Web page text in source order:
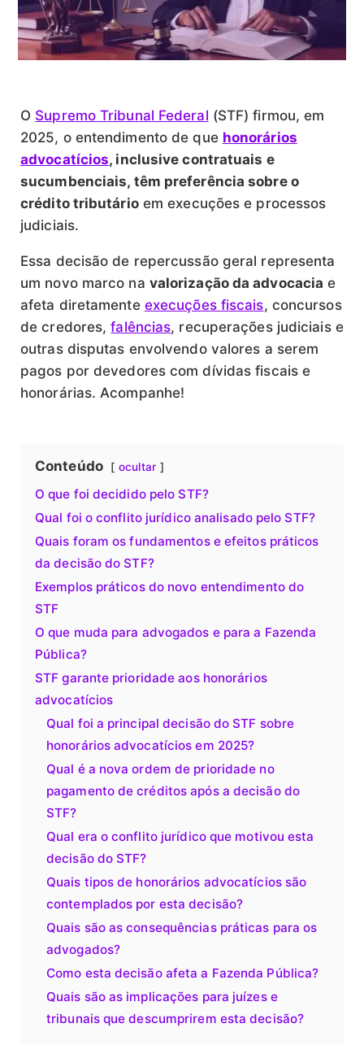
O Supremo Tribunal Federal (STF) firmou, em
2025, o entendimento de que honorários
advocatícios, inclusive contratuais e
sucumbenciais, têm preferência sobre o
crédito tributárioem execuções e processos
judiciais.
Essa decisão de repercussão geral representa
um novo marco na valorização da advocacia e
afeta diretamente execuções fiscais, concursos
de credores,falências, recuperações judiciais e
outras disputas envolvendo valores a serem
pagos por devedores com dívidas fiscais e
honorárias. Acompanhe!
Conteúdo ocultar
O que foi decidido pelo STF?
Qual foi o conflito jurídico analisado pelo STF?
Quais foram os fundamentos e efeitos práticos
da decisão do STF?
Exemplos práticos do novo entendimento do
STF
O que muda para advogados e para a Fazenda
Pública?
STF garante prioridade aos honorários
advocatícios
Qual foi a principal decisão do STF sobre
honorários advocatícios em 2025?
Qual é a nova ordem de prioridade no
pagamento de créditos após a decisão do
STF?
Qual era o conflito jurídico que motivou esta
decisão do STF?
Quais tipos de honorários advocatícios são
contemplados por esta decisão?
Quais são as consequências práticas para os
advogados?
Como esta decisão afeta a Fazenda Pública?
Quais são as implicações para juízes e
tribunais que descumprirem esta decisão?